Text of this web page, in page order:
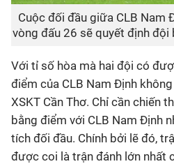
Cuộc đối đầu giữa CLB Nam
vòng đấu 26 sẽ quyết định đội
Với tỉ số hòa mà hai đội có
điểm của CLB Nam Định
XSKT Cần Thơ. Chỉ cần chiến
bằng điểm với CLB Nam Định
tích đối đầu. Chính bởi lẽ đó,
được coi là trận đánh lớn nhất